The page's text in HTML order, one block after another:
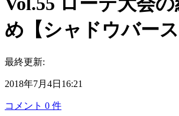
め【シャドウバース
最終更新:
2018年7月4日16:21
コメント 0 件